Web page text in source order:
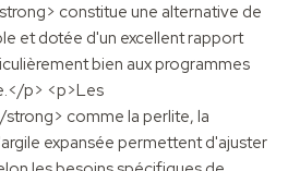
constitue une alternative de
et dotée d'un excellent rapport
bien aux programmes
p> <p>Les
comme la perlite, la
expansée permettent d'ajuster